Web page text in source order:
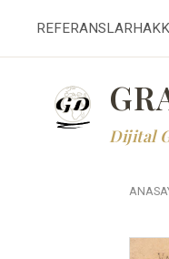
REFERANSLAR
Dijital